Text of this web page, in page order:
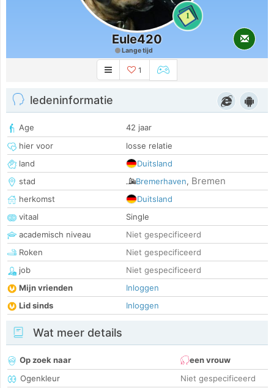
1
Eule420
Lange tijd
1
ledeninformatie
Age
42 jaar
hier voor
losse relatie
land
Duitsland
stad
Bremerhaven, Bremen
herkomst
Duitsland
vitaal
Single
academisch niveau
Niet gespecificeerd
Roken
Niet gespecificeerd
job
Niet gespecificeerd
Mijn vrienden
Inloggen
Lid sinds
Inloggen
Wat meer details
Op zoek naar
een vrouw
Ogenkleur
Niet gespecificeerd